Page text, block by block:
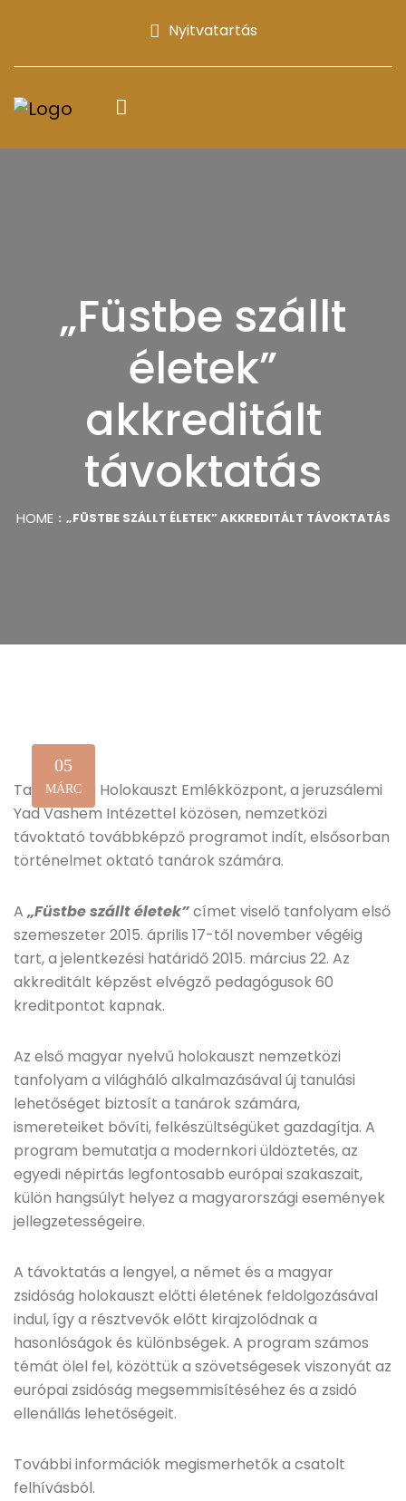
Nyitvatartás
„Füstbe szállt
életek”
akkreditált
távoktatás
HOME „FÜSTBE SZÁLLT ÉLETEK” AKKREDITÁLT TÁVOKTATÁS
05
MÁRC
Tavasszal a Holokauszt Emlékközpont, a jeruzsálemi
Yad Vashem Intézettel közösen, nemzetközi
távoktató továbbképző programot indít, elsősorban
történelmet oktató tanárok számára.
A „Füstbe szállt életek”címet viselő tanfolyam első
szemeszeter 2015. április 17-től november végéig
tart, a jelentkezési határidő 2015. március 22. Az
akkreditált képzést elvégző pedagógusok 60
kreditpontot kapnak.
Az első magyar nyelvű holokauszt nemzetközi
tanfolyam a világháló alkalmazásával új tanulási
lehetőséget biztosít a tanárok számára,
ismereteiket bővíti, felkészültségüket gazdagítja. A
program bemutatja a modernkori üldöztetés, az
egyedi népirtás legfontosabb európai szakaszait,
külön hangsúlyt helyez a magyarországi események
jellegzetességeire.
A távoktatás a lengyel, a német és a magyar
zsidóság holokauszt előtti életének feldolgozásával
indul, így a résztvevők előtt kirajzolódnak a
hasonlóságok és különbségek. A program számos
témát ölel fel, közöttük a szövetségesek viszonyát az
európai zsidóság megsemmisítéséhez és a zsidó
ellenállás lehetőségeit.
További információk megismerhetők a csatolt
felhívásból.